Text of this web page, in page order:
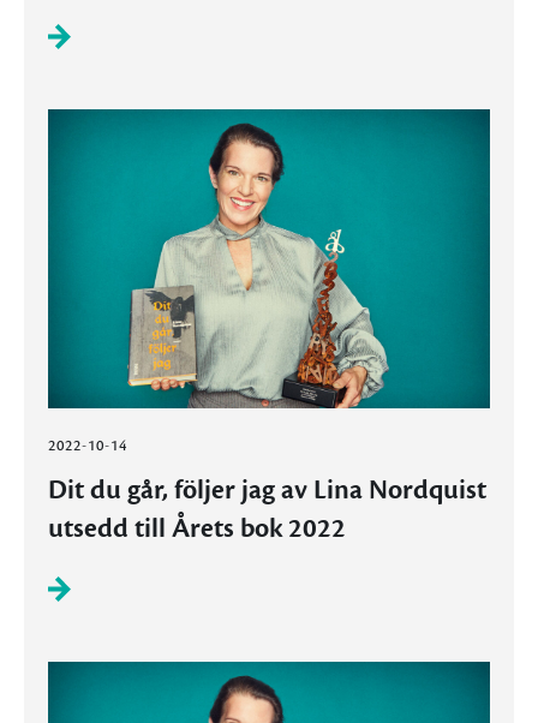
2022-10-14
Dit du går, följer jag av Lina Nordquist
utsedd till Årets bok 2022